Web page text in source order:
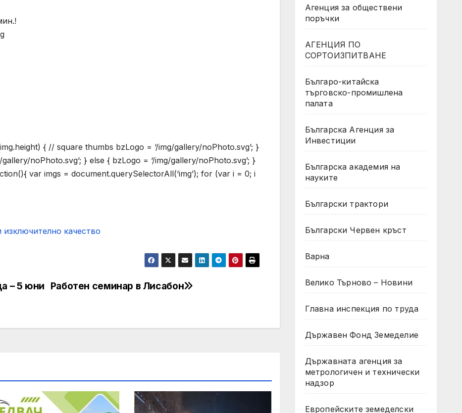
{ // square thumbs bzLogo = ‘/img/gallery/noPhoto.svg’; }
noPhoto.svg’; } else { bzLogo = ‘/img/gallery/noPhoto.svg’; }
var imgs = document.querySelectorAll(‘img’); for (var i = 0; i
качество
Работен семинар в Лисабон
– 5 юни
Агенция за обществени
поръчки
АГЕНЦИЯ ПО
СОРТОИЗПИТВАНЕ
Българо-китайска
търговско-промишлена
палата
Българска Агенция за
Инвестиции
Българска академия на
науките
Български трактори
Български Червен кръст
Варна
Велико Търново – Новини
Главна инспекция по труда
Държавен Фонд Земеделие
Държавната агенция за
метрологичен и технически
надзор
Европейските земеделски